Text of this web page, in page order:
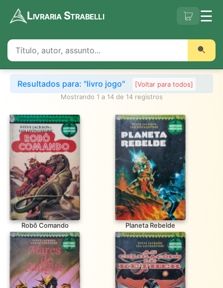
Livraria Strabelli ☰
Resultados para: "livro jogo"
[Voltar para todos]
Mostrando 1 a 14 de 14 registros
Robô Comando Planeta Rebelde